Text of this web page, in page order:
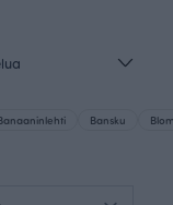
Bansku